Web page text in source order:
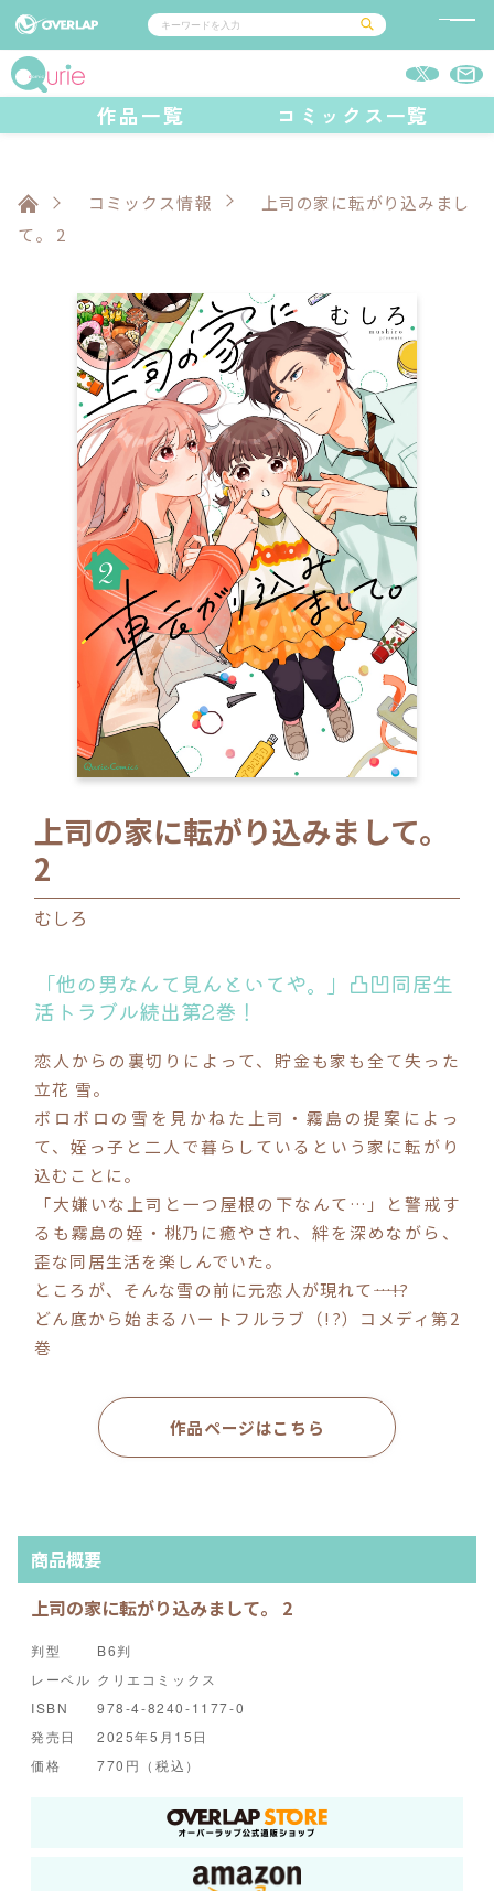
コミック
コミックガルド
コミッククリエ
LiQulle
ライトノベル
文庫
ノベルス
ノベルスf
ゲーム
企業
オーバーラップノベルス
オーバーラップノベルスf
ロサージュノベルス
コミックガルド
コミッククリエ
リキューレ
作品一覧 コミックス一覧
コミックス情報
上司の家に転がり込みまし
て。 2
上司の家に転がり込みまして。
2
むしろ
「他の男なんて見んといてや。」凸凹同居生
活トラブル続出第2巻！
恋人からの裏切りによって、貯金も家も全て失った
立花 雪。
ボロボロの雪を見かねた上司・霧島の提案によっ
て、姪っ子と二人で暮らしているという家に転がり
込むことに。
「大嫌いな上司と一つ屋根の下なんて…」と警戒す
るも霧島の姪・桃乃に癒やされ、絆を深めながら、
歪な同居生活を楽しんでいた。
ところが、そんな雪の前に元恋人が現れて――…!?
どん底から始まるハートフルラブ（!?）コメディ第2
巻
作品ページはこちら
商品概要
上司の家に転がり込みまして。 2
判型
B6判
レーベル クリエコミックス
ISBN
978-4-8240-1177-0
発売日
2025年5月15日
価格
770円（税込）